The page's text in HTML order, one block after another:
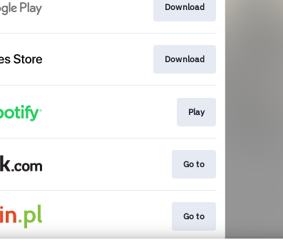
Download
Download
Play
Go to
Go to